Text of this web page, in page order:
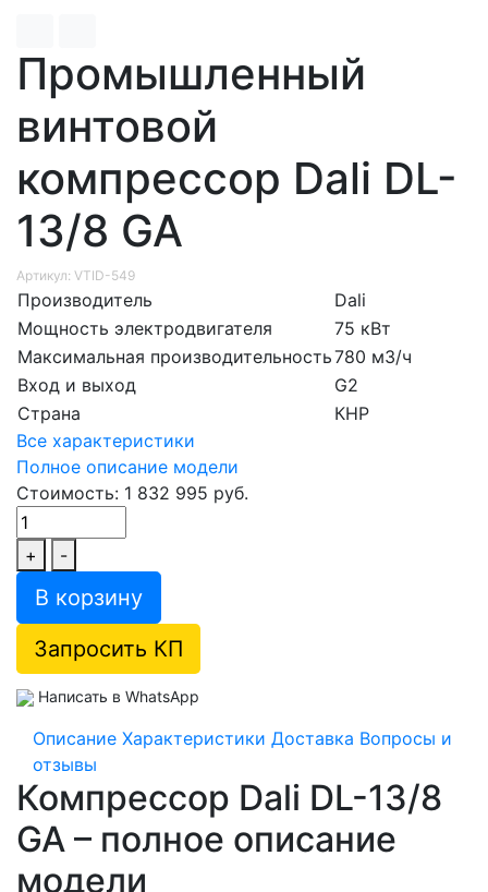
Промышленный
винтовой
компрессор Dali DL-
13/8 GA
Артикул: VTID-549
Производитель
Dali
Мощность электродвигателя
75 кВт
Максимальная производительность780 м3/ч
Вход и выход
G2
Страна
КНР
Все характеристики
Полное описание модели
Стоимость: 1 832 995 руб.
+ -
В корзину
Запросить КП
Написать в WhatsApp
Описание Характеристики Доставка Вопросы и
отзывы
Компрессор Dali DL-13/8
GA – полное описание
модели